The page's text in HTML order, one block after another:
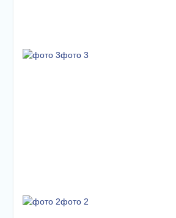
фото 3
фото 2